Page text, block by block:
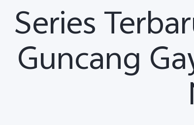
Series
Guncang